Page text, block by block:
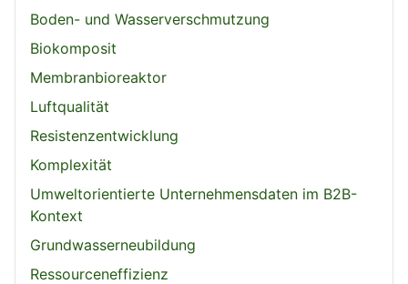
Boden- und Wasserverschmutzung
Biokomposit
Membranbioreaktor
Luftqualität
Resistenzentwicklung
Komplexität
Umweltorientierte Unternehmensdaten im B2B-
Kontext
Grundwasserneubildung
Ressourceneffizienz